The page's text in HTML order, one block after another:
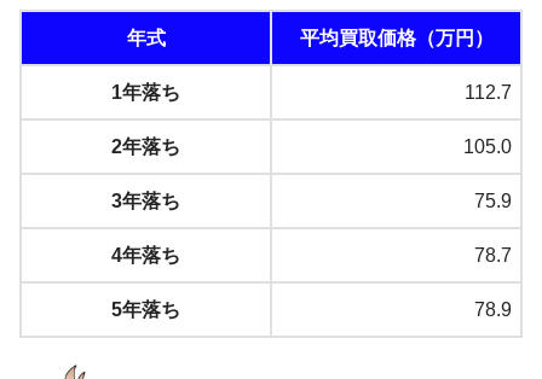
年式 平均買取価格（万円）
1年落ち 112.7
2年落ち 105.0
3年落ち 75.9
4年落ち 78.7
5年落ち 78.9